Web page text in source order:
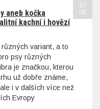
aneb kočka
kachní i hovězí
variant, a to
psy různých
je značkou, kterou
už dobře známe,
i v dalších více než
Evropy
27
08